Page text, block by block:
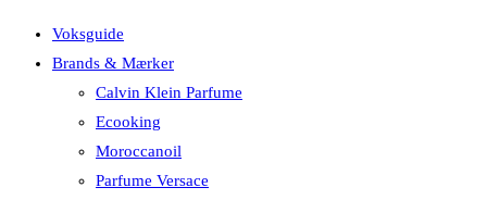
Voksguide
Brands & Mærker
Calvin Klein Parfume
Ecooking
Moroccanoil
Parfume Versace